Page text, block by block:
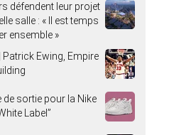
défendent leur projet
salle : « Il est temps
ensemble »
Patrick Ewing, Empire
de sortie pour la Nike
Label”